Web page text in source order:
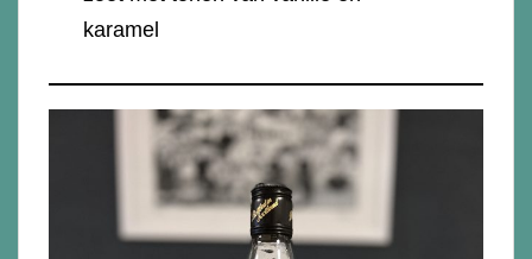
karamel